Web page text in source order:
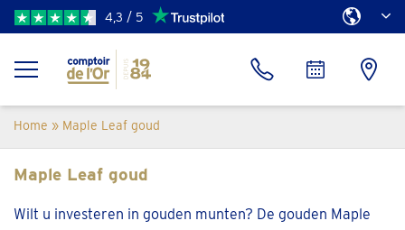
4,3 / 5
Home » Maple Leaf goud
Maple Leaf goud
Wilt u investeren in gouden munten? De gouden Maple